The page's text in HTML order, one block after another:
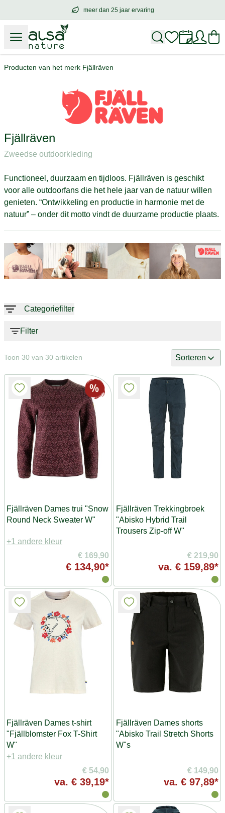
meer dan 25 jaar ervaring
meer dan25 jaar ervaring
Producten van het merk Fjällräven
Fjällräven
Zweedse outdoorkleding
Functioneel, duurzaam en tijdloos. Fjällräven is geschikt
voor alle outdoorfans die het hele jaar van de natuur willen
genieten. “Ontwikkeling en productie in harmonie met de
natuur” – onder dit motto vindt de duurzame productie plaats.
Categoriefilter
Filter
Toon 30 van 30 artikelen Sorteren
Fjällräven Dames trui "Snow
Round Neck Sweater W"
+1 andere kleur
€ 169,90
€ 134,90*
Fjällräven Trekkingbroek
"Abisko Hybrid Trail
Trousers Zip-off W"
€ 219,90
va. € 159,89*
Fjällräven Dames t-shirt
"Fjällblomster Fox T-Shirt
W"
+1 andere kleur
€ 54,90
va. € 39,19*
Fjällräven Dames shorts
"Abisko Trail Stretch Shorts
W"s
€ 149,90
va. € 97,89*